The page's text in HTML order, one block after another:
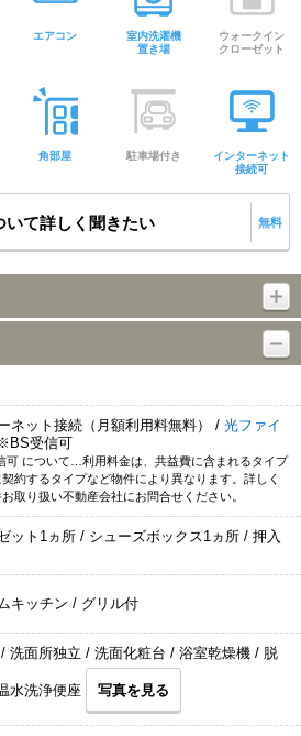
エアコン
室内洗濯機
置き場
ウォークイン
クローゼット
角部屋 駐車場付き
インターネット
接続可
いて詳しく聞きたい 無料
ネット接続（月額利用料無料） / 光ファイ
受信可
可 について…利用料金は、共益費に含まれるタイプ
約するタイプなど物件により異なります。詳しく
取り扱い不動産会社にお問合せください。
ット1ヵ所 / シューズボックス1ヵ所 / 押入
キッチン / グリル付
洗面所独立 / 洗面化粧台 / 浴室乾燥機 / 脱
水洗浄便座 写真を見る